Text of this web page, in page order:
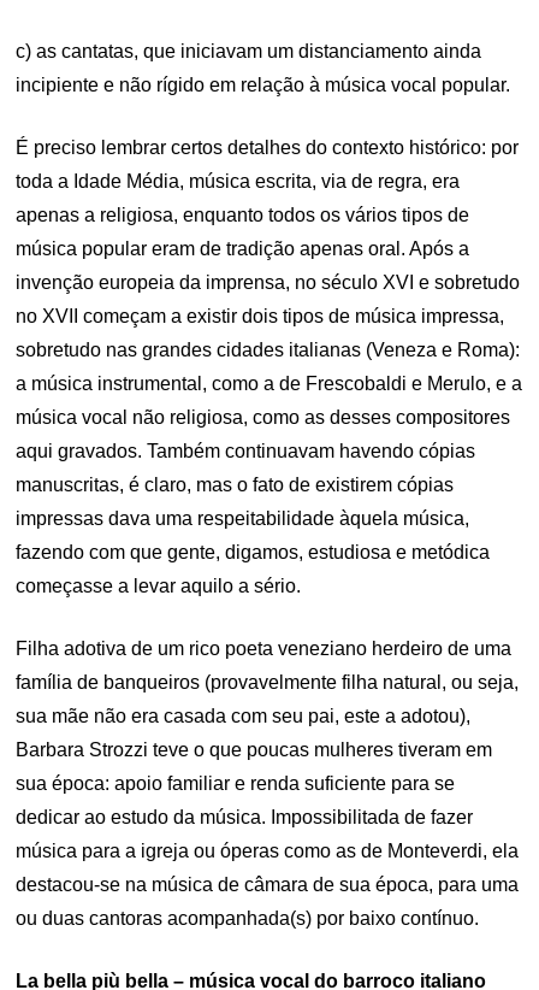
c) as cantatas, que iniciavam um distanciamento ainda
incipiente e não rígido em relação à música vocal popular.
É preciso lembrar certos detalhes do contexto histórico: por
toda a Idade Média, música escrita, via de regra, era
apenas a religiosa, enquanto todos os vários tipos de
música popular eram de tradição apenas oral. Após a
invenção europeia da imprensa, no século XVI e sobretudo
no XVII começam a existir dois tipos de música impressa,
sobretudo nas grandes cidades italianas (Veneza e Roma):
a música instrumental, como a de Frescobaldi e Merulo, e a
música vocal não religiosa, como as desses compositores
aqui gravados. Também continuavam havendo cópias
manuscritas, é claro, mas o fato de existirem cópias
impressas dava uma respeitabilidade àquela música,
fazendo com que gente, digamos, estudiosa e metódica
começasse a levar aquilo a sério.
Filha adotiva de um rico poeta veneziano herdeiro de uma
família de banqueiros (provavelmente filha natural, ou seja,
sua mãe não era casada com seu pai, este a adotou),
Barbara Strozzi teve o que poucas mulheres tiveram em
sua época: apoio familiar e renda suficiente para se
dedicar ao estudo da música. Impossibilitada de fazer
música para a igreja ou óperas como as de Monteverdi, ela
destacou-se na música de câmara de sua época, para uma
ou duas cantoras acompanhada(s) por baixo contínuo.
La bella più bella – música vocal do barroco italiano